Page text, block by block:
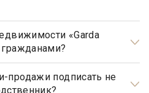
«Garda
работает с
резидентами РФ.
продажи подписать не